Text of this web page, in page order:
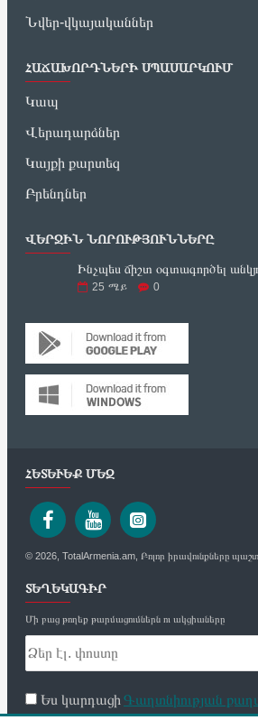
Նվեր-վկայականներ
ՀԱՃԱԽՈՐԴՆԵՐԻ ՍՊԱՍԱՐԿՈՒՄ
Կապ
Վերադարձներ
Կայքի քարտեզ
Բրենդներ
ՎԵՐՋԻՆ ՆՈՐՈՒԹՅՈՒՆՆԵՐԸ
Ինչպես ճիշտ օգտագործել
25 ሜይ 0
ՀԵՏԵՒԵՔ ՄԵԶ
© 2026, TotalArmenia.am, Բոլոր իրավունքները
ՏԵՂԵԿԱԳԻՐ
Մի բաց թողեք թարմացումներն ու ակցիաները
Ես կարդացի Գաղտնիության